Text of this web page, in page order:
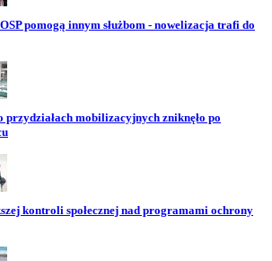
pomogą innym służbom - nowelizacja trafi do
przydziałach mobilizacyjnych zniknęło po
kontroli społecznej nad programami ochrony